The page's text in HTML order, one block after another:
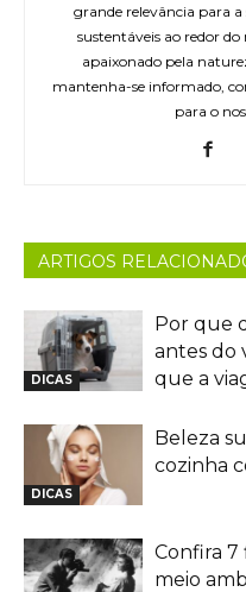
grande relevância para a
sustentáveis ao redor
apaixonado pela
mantenha-se informado,
para o
ARTIGOS
DICAS
Por que
antes do
que a
DICAS
Beleza
cozinha
Confira 7
meio